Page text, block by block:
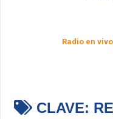
Radio en vivo
CLAVE: